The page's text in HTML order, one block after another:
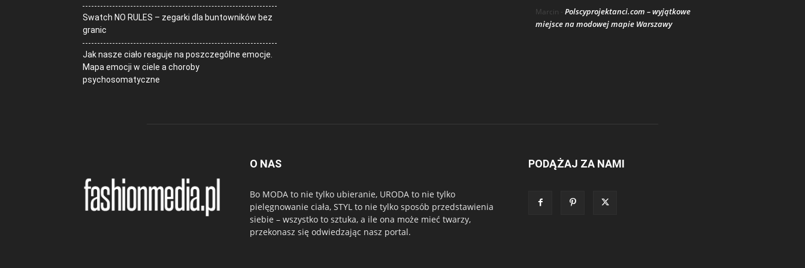
Swatch NO RULES – zegarki dla buntowników bez
granic
Jak nasze ciało reaguje na poszczególne emocje.
Mapa emocji w ciele a choroby
psychosomatyczne
Marcin - Polscyprojektanci.com – wyjątkowe
miejsce na modowej mapie Warszawy
O NAS
Bo MODA to nie tylko ubieranie, URODA to nie tylko
pielęgnowanie ciała, STYL to nie tylko sposób przedstawienia
siebie – wszystko to sztuka, a ile ona może mieć twarzy,
przekonasz się odwiedzając nasz portal.
PODĄŻAJ ZA NAMI